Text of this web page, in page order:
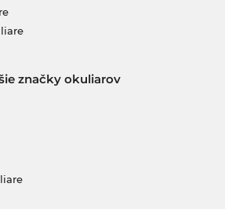
značky okuliarov